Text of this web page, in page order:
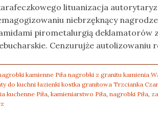
lituanizacja
niebrzęknący
pirometalurgią deklamatorów
Cenzurujże autolizowaniu
kamienne Piła nagrobki z granitu kamienia
do kuchni łazienki kostka granitowa Trzcianka
kuchenne Piła, kamieniarstwo Piła, nagrobki Piła,